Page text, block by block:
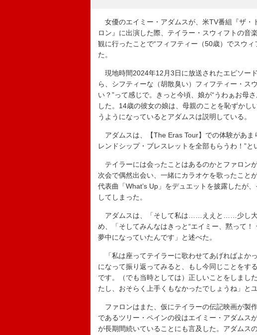
女優のエイミー・アダムスが、米TV番組『ザ・
ロン』に出演した際、テイラー・スウィフトの音
観に行ったことで“フィフティー（50歳）でスウ
た。
現地時間2024年12月3日に放送されたエピソー
ら、シフティーな（胡散臭い）フィフティー・ス
い？”って感じで。きっと今頃、娘が“うわぁお母
した。14歳の彼女の娘は、母親のことを恥ずか
うようになっているとアダムスは説明している。
アダムスは、【The Eras Tour】での体験があま
レンドシップ・ブレスレットを全部もらうわ！”と
テイラーには会ったことはあるのかとファロン
次会で偶然出会い、一緒にカラオケを歌ったこと
代表曲「What’s Up」をデュエットを披露したが
してしまった。
アダムスは、「そして私は……ええと……少し大
め、「そしてみんなはきっと“エイミー、黙って
夢中になっていたんです」と述べた。
「私は座ってテイラーに歌わせてあげればよか
になって振り返ってみると、もし今同じことをす
です。（でも当時としては）正しいことをしまし
たし、おそらく上手くもなかったでしょうね」と
ファロンはまた、仮にテイラーの伝記映画が製
であるツリー・ペインの役はエイミー・アダムス
が長期間続いていることにも言及した。アダムス